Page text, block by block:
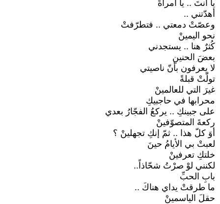
يا أنتَ .. يا امرأةً
أهدّتني ..
وعصّتْ دمعتي .. فتطرّفتْ
نحو اليمينْ
كُثرٌ هنا .. يستجدني
بعضَ الحنينِ
لا يعرفون بأنّ ناصيتي
تولّتْ قبلةً
غيرَ التي للعالمينْ
محرابها في حاجبيكِ
على جبينكِ .. يركعُ الفجّارُ بعدي
ركعةَ المتصوّفينْ
أوَ كلّ هذا .. ثمّ إنكِ تجهلينْ ؟
لعبتْ بي الأيامُ حينَ
خلتكِ تعرفينْ
لكنني لوْ صرْتُ شحّاذاً..
بابِ الحبِّ
ما طرقتْ يداي هناكَ ..
حقلَ الياسمينْ